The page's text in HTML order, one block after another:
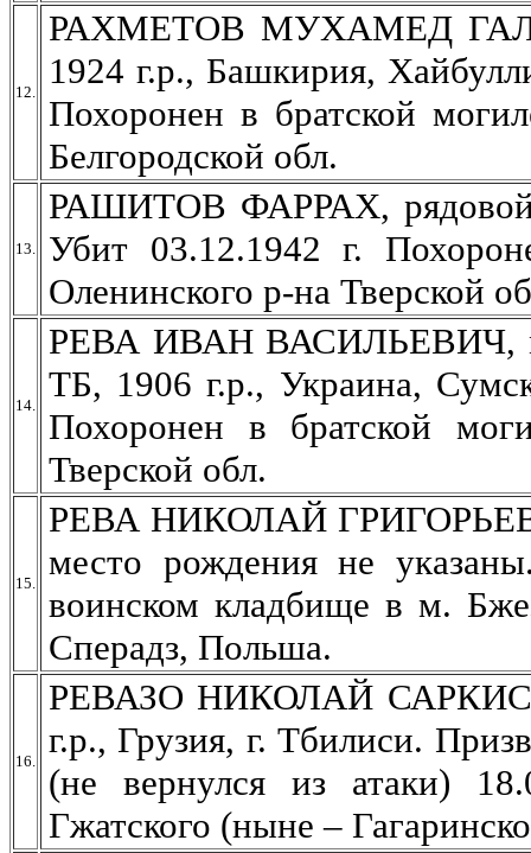
12.
РАХМЕТОВ МУХАМЕД
1924 г.р., Башкирия,
Похоронен в братской
Белгородской обл.
13.
РАШИТОВ ФАРРАХ, рядовой
Убит 03.12.1942 г.
Оленинского р-на Тверской
14.
РЕВА ИВАН ВАСИЛЬЕВИЧ,
ТБ, 1906 г.р., Украина,
Похоронен в братской
Тверской обл.
15.
РЕВА НИКОЛАЙ
место рождения не
воинском кладбище в м.
Сперадз, Польша.
16.
РЕВАЗО НИКОЛАЙ
г.р., Грузия, г. Тбилиси.
(не вернулся из атаки)
Гжатского (ныне –